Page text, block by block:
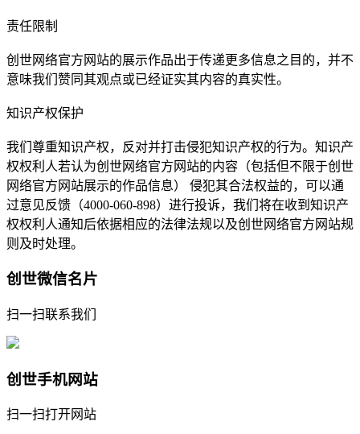
责任限制
创世网络官方网站的展示作品出于传递更多信息之目的，并不
意味我们赞同其观点或已经证实其内容的真实性。
知识产权保护
我们尊重知识产权，反对并打击侵犯知识产权的行为。知识产
权权利人若认为创世网络官方网站的内容（包括但不限于创世
网络官方网站展示的作品信息） 侵犯其合法权益的，可以通
过意见反馈（4000-060-898）进行投诉，我们将在收到知识产
权权利人通知后依据相应的法律法规以及创世网络官方网站规
则及时处理。
创世微信名片
扫一扫联系我们
创世手机网站
扫一扫打开网站